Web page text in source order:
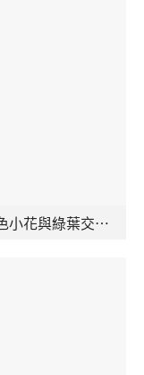
訪客彎腰採下路旁的大花咸豐草，白色小花與綠葉交錯，這些看似尋常的野草，即將成為蛋雞的天然食補。